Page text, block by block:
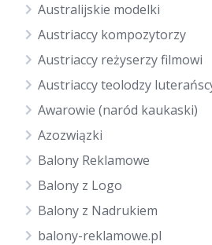
Australijskie modelki
Austriaccy kompozytorzy
Austriaccy reżyserzy filmowi
Austriaccy teolodzy
Awarowie (naród kaukaski)
Azozwiązki
Balony Reklamowe
Balony z Logo
Balony z Nadrukiem
balony-reklamowe.pl